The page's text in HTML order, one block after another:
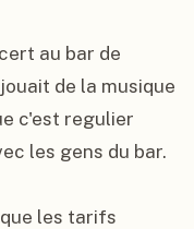
au bar de
de la musique
c'est regulier
les gens du bar.
les tarifs